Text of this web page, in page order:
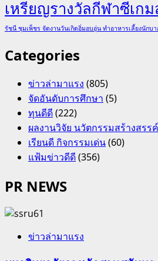
เหรียญรางวัลกีฬาซีเก
รัชนี ชุมเพ็ชร จัดงานวันเกิดอิ่มอบอุ่น ทำอาหารเลี้ยงนัก
Categories
ข่าวล่ามาแรง (805)
จัดอันดับการศึกษา (5)
ทุนดีดี(222)
ผลงานวิจัย นวัตกรรมสร้างสรรค์
เรียนดี กิจกรรมเด่น(60)
แฟ้มข่าวดีดี(356)
PR NEWS
ข่าวล่ามาแรง